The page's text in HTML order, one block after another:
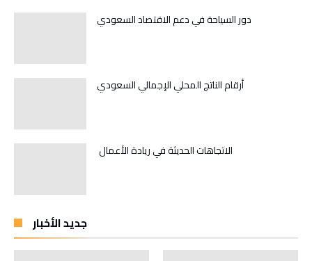
دور السياحة في دعم الاقتصاد السعودي
أرقام الناتج المحلي الإجمالي السعودي
الاتجاهات الحديثة في ريادة الأعمال
جديد الأخبار